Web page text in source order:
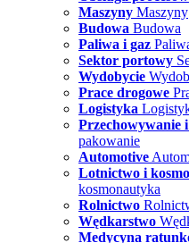
Maszyny Maszyny
Budowa Budowa
Paliwa i gaz
Sektor portowy
Wydobycie
Prace drogowe
Logistyka
Przechowywanie
pakowanie
Automotive
Lotnictwo i
kosmonautyka
Rolnictwo
Wędkarstwo
Medycyna